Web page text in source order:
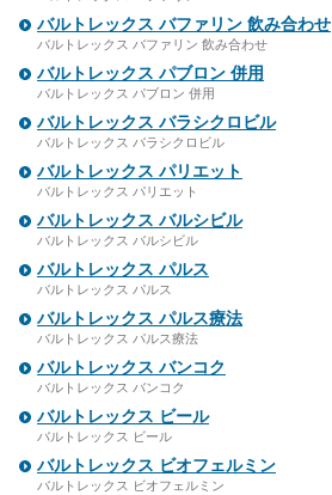
バルトレックス バファリン 飲み合わせ
バルトレックス バファリン 飲み合わせ
バルトレックス パブロン 併用
バルトレックス パブロン 併用
バルトレックス バラシクロビル
バルトレックス バラシクロビル
バルトレックス パリエット
バルトレックス パリエット
バルトレックス バルシビル
バルトレックス バルシビル
バルトレックス パルス
バルトレックス パルス
バルトレックス パルス療法
バルトレックス パルス療法
バルトレックス バンコク
バルトレックス バンコク
バルトレックス ビール
バルトレックス ビール
バルトレックス ビオフェルミン
バルトレックス ビオフェルミン